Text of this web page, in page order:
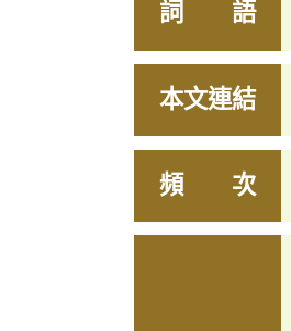
詞 語
本文連結
頻 次